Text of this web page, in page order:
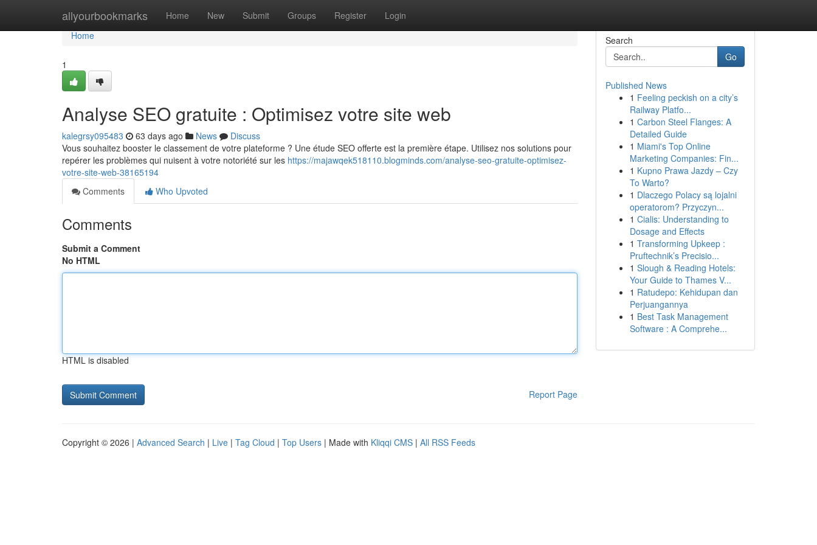
allyourbookmarks Home New Submit Groups Register Login
Home
Home
1
Analyse SEO gratuite : Optimisez votre site web
kalegrsy095483 63 days ago News
Discuss
Vous souhaitez booster le classement de votre plateforme ? Une étude SEO offerte est la première étape. Utilisez nos solutions pour
repérer les problèmes qui nuisent à votre notoriété sur les https://majawqek518110.blogminds.com/analyse-seo-gratuite-optimisez-
votre-site-web-38165194
Comments
Who Upvoted
Comments
Submit a Comment
No HTML
HTML is disabled
Report Page
Search
Go
Published News
1 Feeling peckish on a city’s
Railway Platfo...
1 Carbon Steel Flanges: A
Detailed Guide
1 Miami's Top Online
Marketing Companies: Fin...
1 Kupno Prawa Jazdy – Czy
To Warto?
1 Dlaczego Polacy są lojalni
operatorom? Przyczyn...
1 Cialis: Understanding to
Dosage and Effects
1 Transforming Upkeep :
Pruftechnik’s Precisio...
1 Slough & Reading Hotels:
Your Guide to Thames V...
1 Ratudepo: Kehidupan dan
Perjuangannya
1 Best Task Management
Software : A Comprehe...
Copyright © 2026 | Advanced Search | Live | Tag Cloud | Top Users | Made with Kliqqi CMS | All RSS Feeds